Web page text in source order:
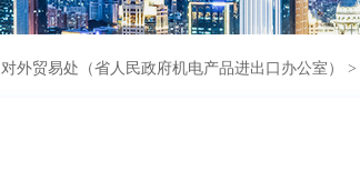
对外贸易处（省人民政府机电产品进出口办公室） >